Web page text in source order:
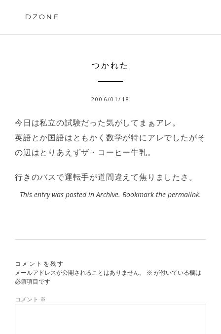
DZONE
つかれた
2006/01/18
今日は私立の試験だった気がしてまぁアレ。
英語とか国語はともかく数学が特にアレでしたがそ
の辺はとりあえずザ・コーヒー牛乳。
行きのバスで運転手が道間違えて焦りましたさ。
This entry was posted inArchive. Bookmark the permalink.
コメントを残す
メールアドレスが公開されることはありません。
※ が付いている欄は
必須項目です
コメント ※